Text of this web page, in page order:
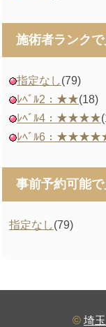
施術者ランク
指定なし(79)
ﾚﾍﾞﾙ2：★★(18)
ﾚﾍﾞﾙ4：★★★★
ﾚﾍﾞﾙ6：
事前予約可能
指定なし(79)
© 埼